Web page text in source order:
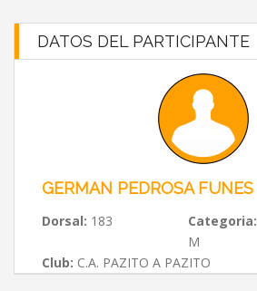
DATOS DEL PARTICIPANTE
GERMAN PEDROSA FUNES
Dorsal: 183 Categoria:
M
Club: C.A. PAZITO A PAZITO